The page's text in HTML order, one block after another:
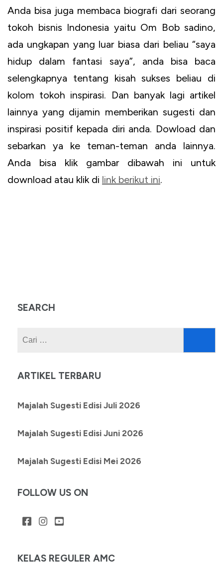
Anda bisa juga membaca biografi dari seorang
tokoh bisnis Indonesia yaitu Om Bob sadino,
ada ungkapan yang luar biasa dari beliau “saya
hidup dalam fantasi saya”, anda bisa baca
selengkapnya tentang kisah sukses beliau di
kolom tokoh inspirasi. Dan banyak lagi artikel
lainnya yang dijamin memberikan sugesti dan
inspirasi positif kepada diri anda. Dowload dan
sebarkan ya ke teman-teman anda lainnya.
Anda bisa klik gambar dibawah ini untuk
download atau klik di link berikut ini.
SEARCH
ARTIKEL TERBARU
Majalah Sugesti Edisi Juli 2026
Majalah Sugesti Edisi Juni 2026
Majalah Sugesti Edisi Mei 2026
FOLLOW US ON
KELAS REGULER AMC